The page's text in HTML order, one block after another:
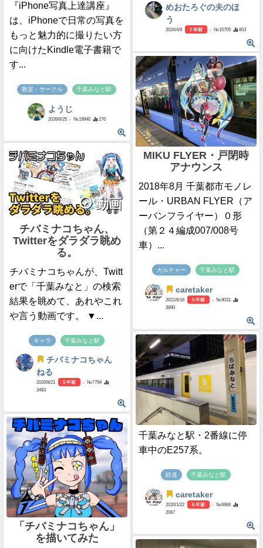
『iPhone写真上達講座』
は、iPhoneで日常の写真を
もっと魅力的に撮りたい方
に向けたKindle電子書籍で
す...
教室・サークル 千葉みなと駅
ようじ
2026/6/25 - №19940 276
めおたろぐの夫のほ
う
2024/4/9 2 年前 - №15705 853
MIKU FLYER・戸閉時
アナウンス
2018年8月 千葉都市モノレ
ール・URBAN FLYER（ア
ーバンフライヤー）０形
（第２４編成007/008号
車）...
カルチャー 千葉みなと駅
caretaker
2021/6/16 5 年前
- №9031
3890
動画
チバミナコちゃん、
Twitterをダラダラ眺め
る。
チバミナコちゃんが、Twitt
erで「千葉みなと」の検索
結果を眺めて、あれやこれ
や言う動画です。 ▼...
キャラ 千葉みなと駅
チバミナコちゃん
ねる
2020/8/21 5 年前
- №7794
3483
千葉みなと駅・2番線に停
車中のE257系。
鉄道 千葉みなと駅
caretaker
2020/1/22 6 年前
- №6968
2067
「チバミナコちゃん」
を描いてみた